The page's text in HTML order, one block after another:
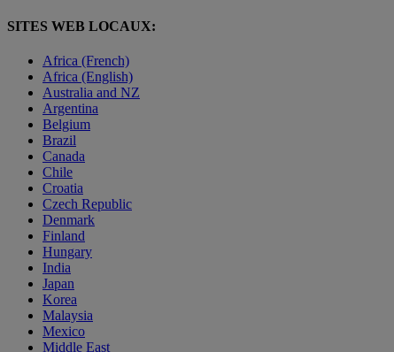
SITES WEB LOCAUX:
Africa (French)
Africa (English)
Australia and NZ
Argentina
Belgium
Brazil
Canada
Chile
Croatia
Czech Republic
Denmark
Finland
Hungary
India
Japan
Korea
Malaysia
Mexico
Middle East